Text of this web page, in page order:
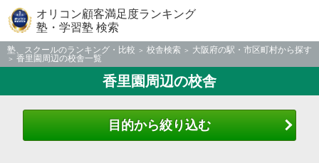
オリコン顧客満足度ランキング
塾・学習塾 検索
塾、スクールのランキング・比較 校舎検索
大阪府の駅・市区町村から探す
香里園周辺の校舎一覧
香里園周辺の校舎
目的から絞り込む